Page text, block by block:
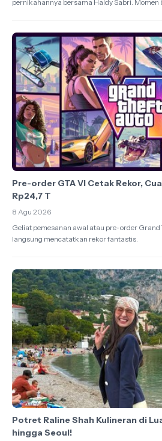
pernikahannya bersama Haldy Sabri. Momen
Pre-order GTA VI Cetak Rekor,
Rp24,7 T
8 Agu 2026
Geliat pemesanan awal atau pre-order Grand
langsung mencatatkan rekor fantastis.
Potret Raline Shah Kulineran di
hingga Seoul!